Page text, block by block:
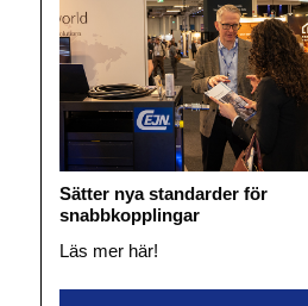
Sätter nya standarder för
snabbkopplingar
Läs mer här!